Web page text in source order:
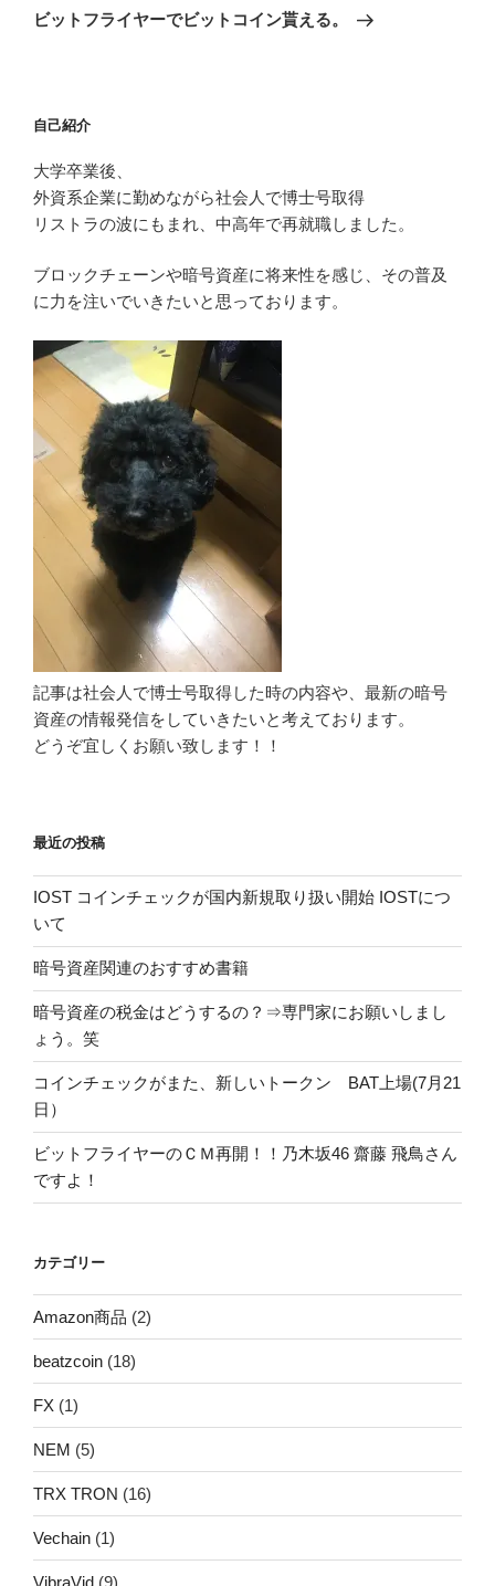
ー
の
ビットフライヤーでビットコイン貰える。
自己紹介
大学卒業後、
外資系企業に勤めながら社会人で博士号取得
リストラの波にもまれ、中高年で再就職しました。
ブロックチェーンや暗号資産に将来性を感じ、その普及
に力を注いでいきたいと思っております。
記事は社会人で博士号取得した時の内容や、最新の暗号
資産の情報発信をしていきたいと考えております。
どうぞ宜しくお願い致します！！
最近の投稿
IOST コインチェックが国内新規取り扱い開始 IOSTにつ
いて
暗号資産関連のおすすめ書籍
暗号資産の税金はどうするの？⇒専門家にお願いしまし
ょう。笑
コインチェックがまた、新しいトークン BAT上場(7月21
日）
ビットフライヤーのＣＭ再開！！乃木坂46 齋藤 飛鳥さん
ですよ！
カテゴリー
Amazon商品 (2)
beatzcoin (18)
FX (1)
NEM (5)
TRX TRON (16)
Vechain (1)
VibraVid (9)